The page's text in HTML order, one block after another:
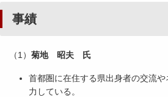
事績
（1） 菊地 昭夫 氏
首都圏に在住する県出身者の交流
力している。